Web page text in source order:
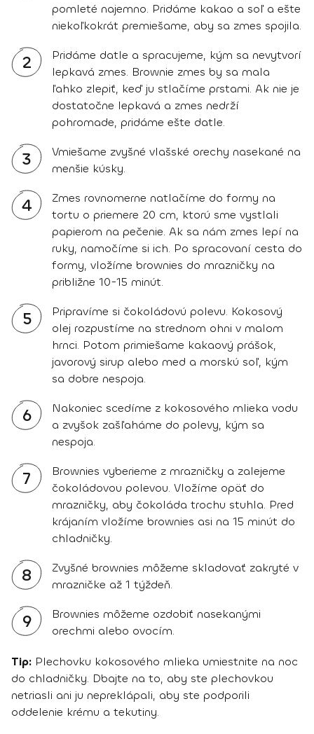
pomleté najemno. Pridáme kakao a soľ a ešte
niekoľkokrát premiešame, aby sa zmes spojila.
2
Pridáme datle a spracujeme, kým sa nevytvorí
lepkavá zmes. Brownie zmes by sa mala
ľahko zlepiť, keď ju stlačíme prstami. Ak nie je
dostatočne lepkavá a zmes nedrží
pohromade, pridáme ešte datle.
3
Vmiešame zvyšné vlašské orechy nasekané na
menšie kúsky.
4
Zmes rovnomerne natlačíme do formy na
tortu o priemere 20 cm, ktorú sme vystlali
papierom na pečenie. Ak sa nám zmes lepí na
ruky, namočíme si ich. Po spracovaní cesta do
formy, vložíme brownies do mrazničky na
približne 10-15 minút.
5
Pripravíme si čokoládovú polevu. Kokosový
olej rozpustíme na strednom ohni v malom
hrnci. Potom primiešame kakaový prášok,
javorový sirup alebo med a morskú soľ, kým
sa dobre nespoja.
6
Nakoniec scedíme z kokosového mlieka vodu
a zvyšok zašľaháme do polevy, kým sa
nespoja.
7
Brownies vyberieme z mrazničky a zalejeme
čokoládovou polevou. Vložíme opäť do
mrazničky, aby čokoláda trochu stuhla. Pred
krájaním vložíme brownies asi na 15 minút do
chladničky.
8
Zvyšné brownies môžeme skladovať zakryté v
mrazničke až 1 týždeň.
9
Brownies môžeme ozdobiť nasekanými
orechmi alebo ovocím.
Tip: Plechovku kokosového mlieka umiestnite na noc
do chladničky. Dbajte na to, aby ste plechovkou
netriasli ani ju nepreklápali, aby ste podporili
oddelenie krému a tekutiny.